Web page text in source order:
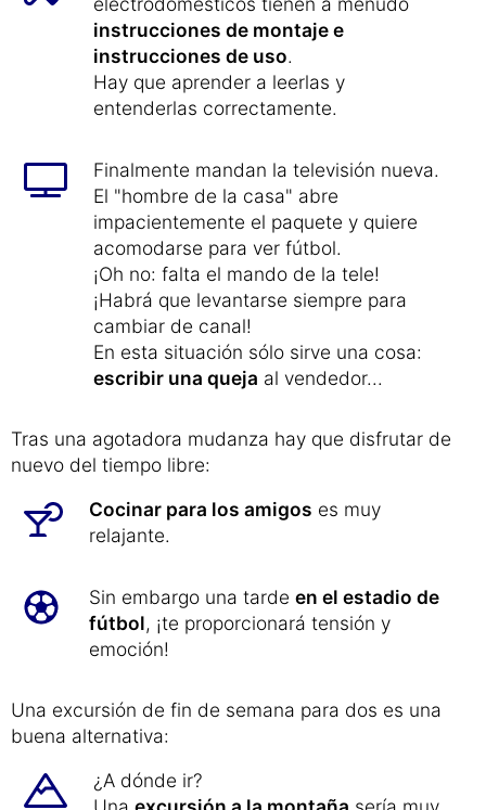
¿No queremos también renovar un
poco la cocina?
Los muebles nuevos y los
instrucciones de uso
Hay que aprender a leerlas y
entenderlas correctamente.
Finalmente mandan la televisión nueva.
El "hombre de la casa" abre
impacientemente el paquete y quiere
acomodarse para ver fútbol.
¡Oh no: falta el mando de la tele!
cambiar de canal!
En esta situación sólo sirve una cosa:
escribir una quejaal vendedor...
nuevo del tiempo libre:
Cocinar para los amigos es muy
relajante.
Sin embargo una tarde en el estadio de
fútbol, ¡te proporcionará tensión y
emoción!